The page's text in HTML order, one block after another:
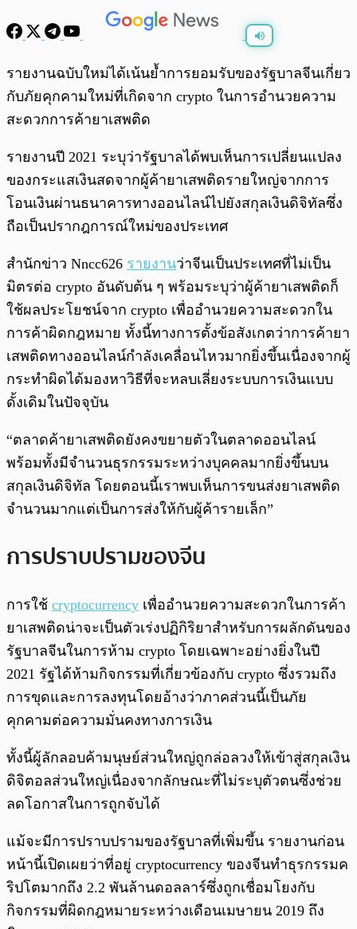
พร้อมเล่น 0:00
รายงานฉบับใหม่ได้เน้นย้ำการยอมรับของรัฐบาลจีนเกี่ยว
กับภัยคุกคามใหม่ที่เกิดจาก crypto ในการอำนวยความ
สะดวกการค้ายาเสพติด
รายงานปี 2021 ระบุว่ารัฐบาลได้พบเห็นการเปลี่ยนแปลง
ของกระแสเงินสดจากผู้ค้ายาเสพติดรายใหญ่จากการ
โอนเงินผ่านธนาคารทางออนไลน์ไปยังสกุลเงินดิจิทัลซึ่ง
ถือเป็นปรากฎการณ์ใหม่ของประเทศ
สำนักข่าว Nncc626 รายงานว่าจีนเป็นประเทศที่ไม่เป็น
มิตรต่อ crypto อันดับต้น ๆ พร้อมระบุว่าผู้ค้ายาเสพติดก็
ใช้ผลประโยชน์จาก crypto เพื่ออำนวยความสะดวกใน
การค้าผิดกฎหมาย ทั้งนี้ทางการตั้งข้อสังเกตว่าการค้ายา
เสพติดทางออนไลน์กำลังเคลื่อนไหวมากยิ่งขึ้นเนื่องจากผู้
กระทำผิดได้มองหาวิธีที่จะหลบเลี่ยงระบบการเงินแบบ
ดั้งเดิมในปัจจุบัน
“ตลาดค้ายาเสพติดยังคงขยายตัวในตลาดออนไลน์
พร้อมทั้งมีจำนวนธุรกรรมระหว่างบุคคลมากยิ่งขึ้นบน
สกุลเงินดิจิทัล โดยตอนนี้เราพบเห็นการขนส่งยาเสพติด
จำนวนมากแต่เป็นการส่งให้กับผู้ค้ารายเล็ก”
การปราบปรามของจีน
การใช้ cryptocurrency เพื่ออำนวยความสะดวกในการค้า
ยาเสพติดน่าจะเป็นตัวเร่งปฏิกิริยาสำหรับการผลักดันของ
รัฐบาลจีนในการห้าม crypto โดยเฉพาะอย่างยิ่งในปี
2021 รัฐได้ห้ามกิจกรรมที่เกี่ยวข้องกับ crypto ซึ่งรวมถึง
การขุดและการลงทุนโดยอ้างว่าภาคส่วนนี้เป็นภัย
คุกคามต่อความมั่นคงทางการเงิน
ทั้งนี้ผู้ลักลอบค้ามนุษย์ส่วนใหญ่ถูกล่อลวงให้เข้าสู่สกุลเงิน
ดิจิตอลส่วนใหญ่เนื่องจากลักษณะที่ไม่ระบุตัวตนซึ่งช่วย
ลดโอกาสในการถูกจับได้
แม้จะมีการปราบปรามของรัฐบาลที่เพิ่มขึ้น รายงานก่อน
หน้านี้เปิดเผยว่าที่อยู่ cryptocurrency ของจีนทำธุรกรรมค
ริปโตมากถึง 2.2 พันล้านดอลลาร์ซึ่งถูกเชื่อมโยงกับ
กิจกรรมที่ผิดกฎหมายระหว่างเดือนเมษายน 2019 ถึง